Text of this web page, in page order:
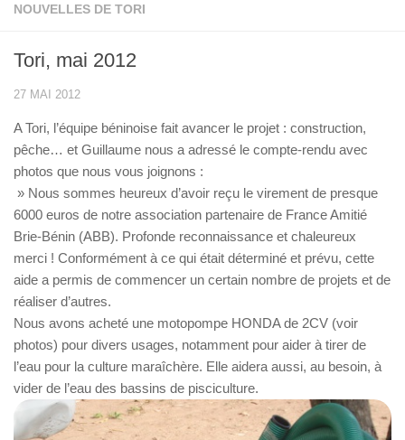
NOUVELLES DE TORI
Tori, mai 2012
27 MAI 2012
A Tori, l’équipe béninoise fait avancer le projet : construction,
pêche… et Guillaume nous a adressé le compte-rendu avec
photos que nous vous joignons :
» Nous sommes heureux d’avoir reçu le virement de presque
6000 euros de notre association partenaire de France Amitié
Brie-Bénin (ABB). Profonde reconnaissance et chaleureux
merci ! Conformément à ce qui était déterminé et prévu, cette
aide a permis de commencer un certain nombre de projets et de
réaliser d’autres.
Nous avons acheté une motopompe HONDA de 2CV (voir
photos) pour divers usages, notamment pour aider à tirer de
l’eau pour la culture maraîchère. Elle aidera aussi, au besoin, à
vider de l’eau des bassins de pisciculture.